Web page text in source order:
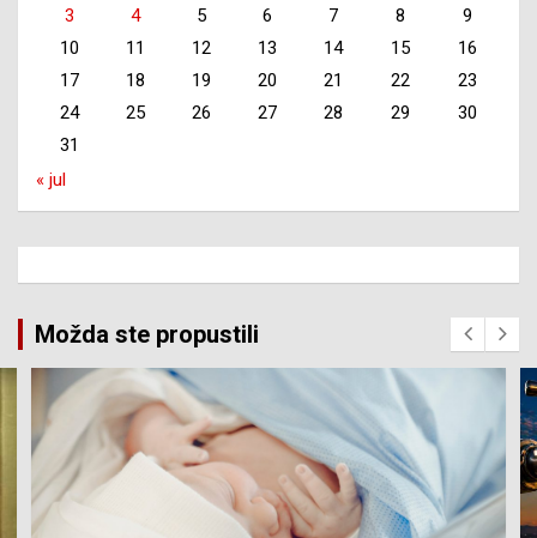
3
4 5 6 7 8
9
10
11 12 13 14 15
16
17
18 19 20 21 22
23
24
25 26 27 28 29
30
31
« jul
Možda ste propustili